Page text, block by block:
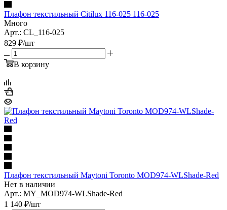
Плафон текстильный Citilux 116-025 116-025
Много
Арт.: CL_116-025
829 ₽/шт
В корзину
Плафон текстильный Maytoni Toronto MOD974-WLShade-Red
Нет в наличии
Арт.: MY_MOD974-WLShade-Red
1 140 ₽/шт